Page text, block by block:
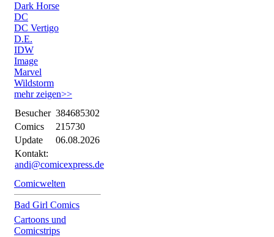
Dark Horse
DC
DC Vertigo
D.E.
IDW
Image
Marvel
Wildstorm
mehr zeigen>>
Besucher 384685302
Comics
215730
Update
06.08.2026
Kontakt:
andi@comicexpress.de
Comicwelten
Bad Girl Comics
Cartoons und
Comicstrips